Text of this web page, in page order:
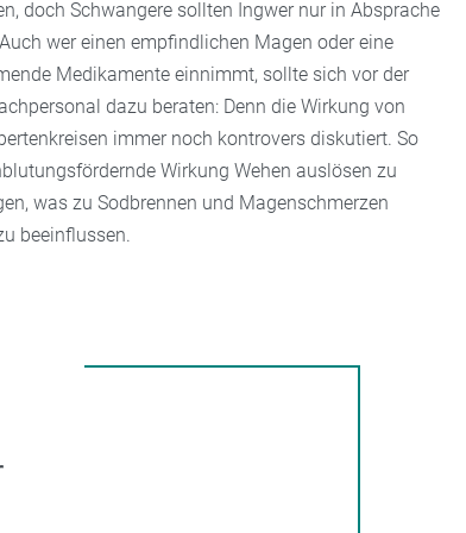
doch Schwangere sollten Ingwer nur in Absprache
wer einen empfindlichen Magen oder eine
Medikamente einnimmt, sollte sich vor der
dazu beraten: Denn die Wirkung von
immer noch kontrovers diskutiert. So
Wirkung Wehen auslösen zu
was zu Sodbrennen und Magenschmerzen
beeinflussen.